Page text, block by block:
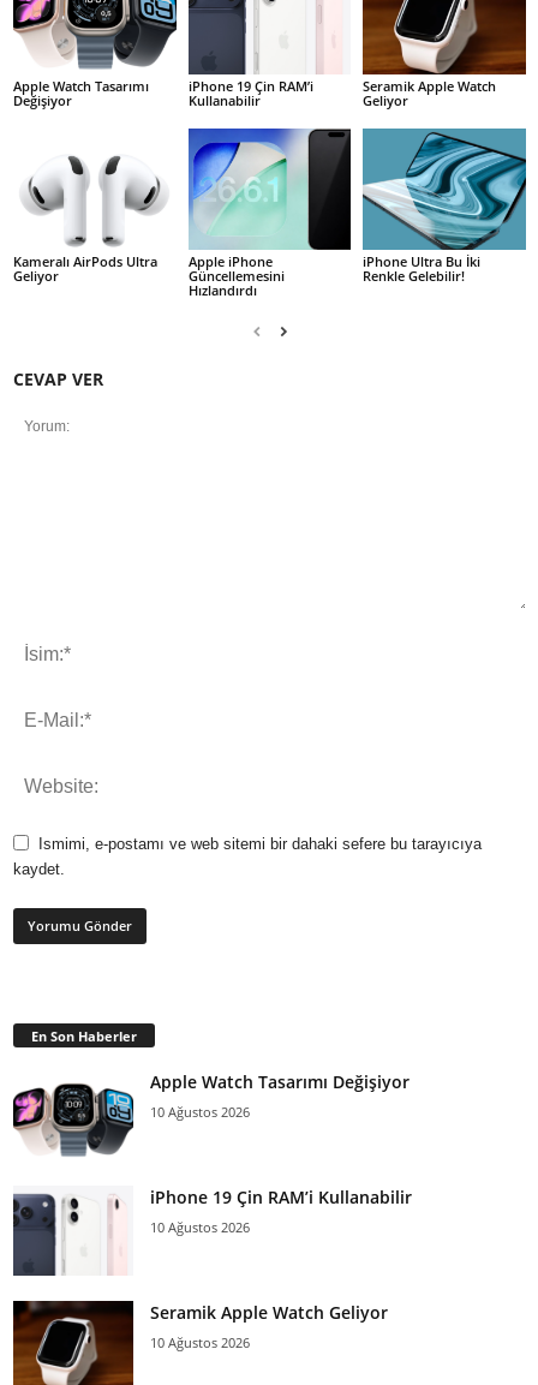
Apple Watch Tasarımı
Değişiyor
iPhone 19 Çin RAM’i
Kullanabilir
Seramik Apple Watch
Geliyor
Kameralı AirPods Ultra
Geliyor
Apple iPhone
Güncellemesini
Hızlandırdı
iPhone Ultra Bu İki
Renkle Gelebilir!
CEVAP VER
Ismimi, e-postamı ve web sitemi bir dahaki sefere bu tarayıcıya
kaydet.
En Son Haberler
Apple Watch Tasarımı Değişiyor
10 Ağustos 2026
iPhone 19 Çin RAM’i Kullanabilir
10 Ağustos 2026
Seramik Apple Watch Geliyor
10 Ağustos 2026